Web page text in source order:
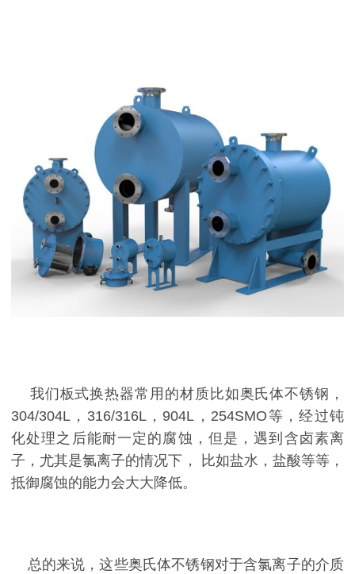
我们板式换热器常用的材质比如奥氏体不锈钢，
304/304L，316/316L，904L，254SMO等，经过钝
化处理之后能耐一定的腐蚀，但是，遇到含卤素离
子，尤其是氯离子的情况下， 比如盐水，盐酸等等，
抵御腐蚀的能力会大大降低。
总的来说，这些奥氏体不锈钢对于含氯离子的介质